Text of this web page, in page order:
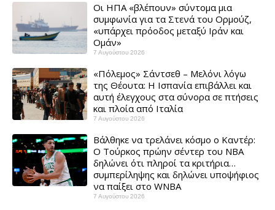
Οι ΗΠΑ «βλέπουν» σύντομα μια
συμφωνία για τα Στενά του Ορμούζ,
«υπάρχει πρόοδος μεταξύ Ιράν και
Ομάν»
7 Αυγούστου 2026
«Πόλεμος» Σάντσεθ – Μελόνι λόγω
της Θέουτα: Η Ισπανία επιβάλλει και
αυτή έλεγχους στα σύνορα σε πτήσεις
και πλοία από Ιταλία
7 Αυγούστου 2026
Βάλθηκε να τρελάνει κόσμο ο Καντέρ:
Ο Τούρκος πρώην σέντερ του NBA
δηλώνει ότι πληροί τα κριτήρια…
συμπερίληψης και δηλώνει υποψήφιος
να παίξει στο WNBA
7 Αυγούστου 2026